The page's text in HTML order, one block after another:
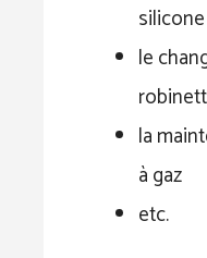
le
la
à gaz
etc.